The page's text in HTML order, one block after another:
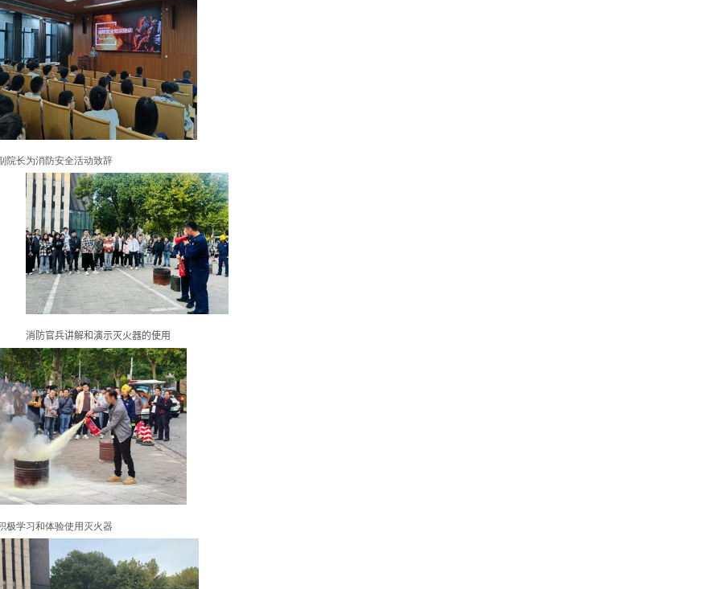
院长为消防安全活动致辞
消防官兵讲解和演示灭火器的使用
极学习和体验使用灭火器